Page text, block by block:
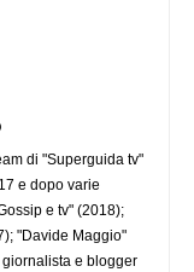
di "Superguida tv"
e dopo varie
e tv" (2018);
"Davide Maggio"
e blogger